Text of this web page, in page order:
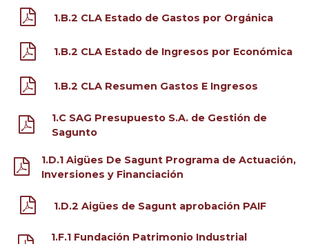
1.B.2 CLA Estado de Gastos por Orgánica
1.B.2 CLA Estado de Ingresos por Económica
1.B.2 CLA Resumen Gastos E Ingresos
1.C SAG Presupuesto S.A. de Gestión de
Sagunto
1.D.1 Aigües De Sagunt Programa de Actuación,
Inversiones y Financiación
1.D.2 Aigües de Sagunt aprobación PAIF
1.F.1 Fundación Patrimonio Industrial